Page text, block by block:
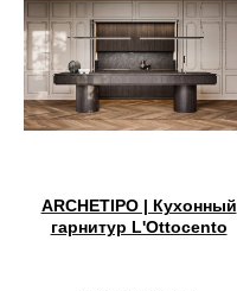
ARCHETIPO | Кухонный
гарнитур L'Ottocento